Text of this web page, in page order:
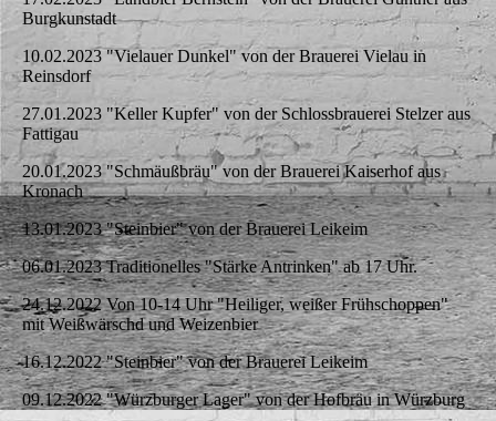
Burgkunstadt
10.02.2023 "Vielauer Dunkel" von der Brauerei Vielau in
Reinsdorf
27.01.2023 "Keller Kupfer" von der Schlossbrauerei Stelzer aus
Fattigau
20.01.2023 "Schmäußbräu" von der Brauerei Kaiserhof aus
Kronach
13.01.2023 "Steinbier" von der Brauerei Leikeim
06.01.2023 Traditionelles "Stärke Antrinken" ab 17 Uhr.
24.12.2022 Von 10-14 Uhr "Heiliger, weißer Frühschoppen"
mit Weißwärschd und Weizenbier
16.12.2022 "Steinbier" von der Brauerei Leikeim
09.12.2022 "Würzburger Lager" von der Hofbräu in Würzburg